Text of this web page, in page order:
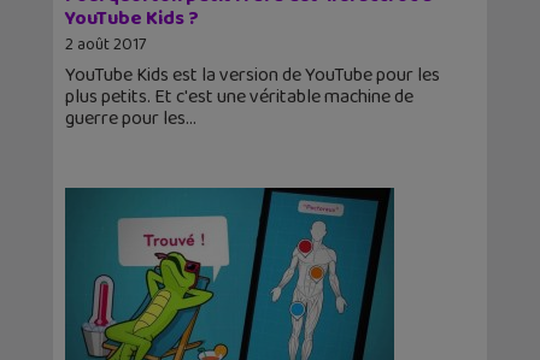
YouTube Kids ?
2 août 2017
YouTube Kids est la version de YouTube pour les
plus petits. Et c'est une véritable machine de
guerre pour les